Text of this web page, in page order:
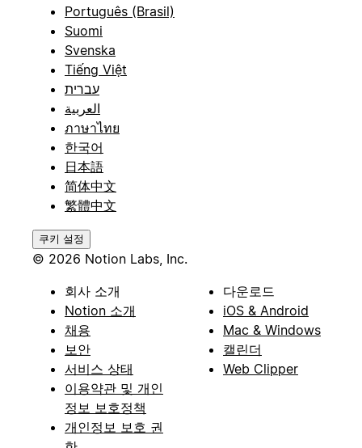
Português (Brasil)
Suomi
Svenska
Tiếng Việt
עברית
العربية
ภาษาไทย
한국어
日本語
简体中文
繁體中文
쿠키 설정
© 2026 Notion Labs, Inc.
회사 소개
Notion 소개
채용
보안
서비스 상태
이용약관 및 개인
정보 보호정책
개인정보 보호 권
다운로드
iOS & Android
Mac & Windows
캘린더
Web Clipper